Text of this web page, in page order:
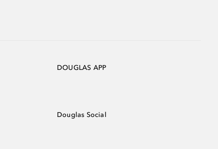
DOUGLAS APP
Douglas Social